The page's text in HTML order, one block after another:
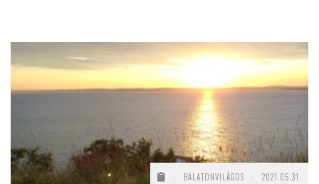
BALATONVILÁGOS 2021.05.31.